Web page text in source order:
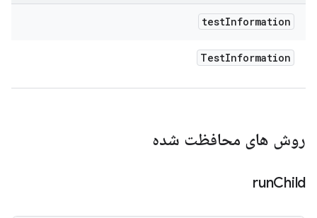
testInformation
TestInformation
روش های محافظت شده
runChild